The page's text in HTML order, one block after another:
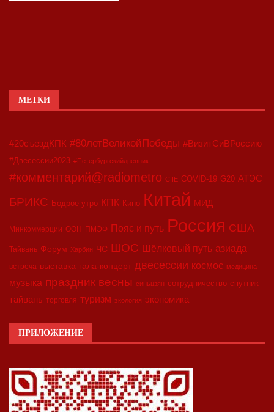
МЕТКИ
#20съездКПК #80летВеликойПобеды #ВизитСиВРоссию
#Двесессии2023 #Петербургскийдневник
#комментарий@radiometro CIIE COVID-19 G20 АТЭС
БРИКС Бодрое утро КПК Кино Китай МИД
Минкоммерции ООН ПМЭФ Пояс и путь Россия США
Тайвань Форум Харбин ЧС ШОС Шёлковый путь азиада
встреча выставка гала-концерт двесессии космос медицина
музыка праздник весны синьцзян сотрудничество спутник
тайвань торговля туризм экология экономика
ПРИЛОЖЕНИЕ